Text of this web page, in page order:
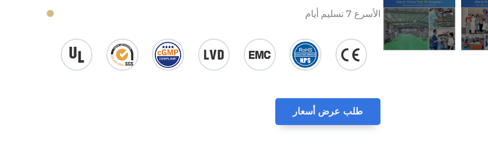
الأسرع 7 تسليم أيام
طلب عرض أسعار